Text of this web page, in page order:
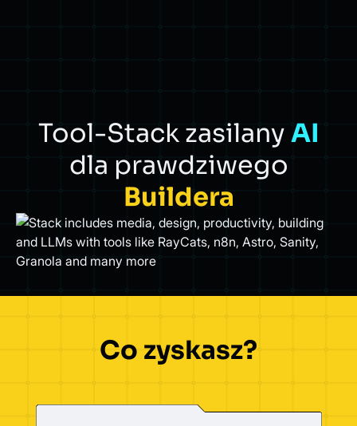
Tool-Stack zasilany AI
dla prawdziwego
Buildera
Co zyskasz?